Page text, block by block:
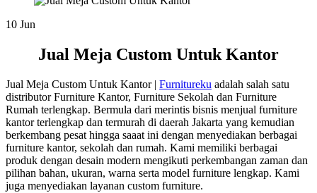
10 Jun
Jual Meja Custom Untuk Kantor
Jual Meja Custom Untuk Kantor | Furnitureku adalah salah satu
distributor Furniture Kantor, Furniture Sekolah dan Furniture
Rumah terlengkap. Bermula dari merintis bisnis menjual furniture
kantor terlengkap dan termurah di daerah Jakarta yang kemudian
berkembang pesat hingga saaat ini dengan menyediakan berbagai
furniture kantor, sekolah dan rumah. Kami memiliki berbagai
produk dengan desain modern mengikuti perkembangan zaman dan
pilihan bahan, ukuran, warna serta model furniture lengkap. Kami
juga menyediakan layanan custom furniture.